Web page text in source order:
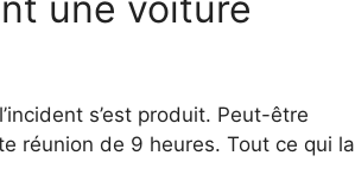
une voiture
s’est produit. Peut-être
réunion de 9 heures. Tout ce qui la